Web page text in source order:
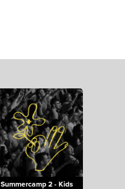
Summercamp 2 - Kids